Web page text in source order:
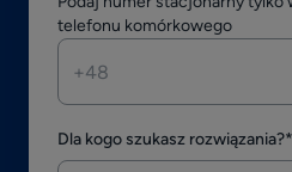
telefonu komórkowego
Dla kogo szukasz rozwiązania?*